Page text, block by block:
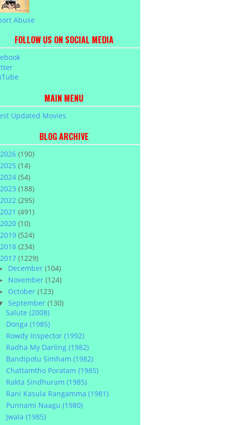
Abuse
FOLLOW US ON SOCIAL MEDIA
MAIN MENU
Updated Movies
BLOG ARCHIVE
2026 (190)
2025 (14)
2024 (54)
2023 (188)
2022 (295)
2021 (491)
2020 (10)
2019 (524)
2018 (234)
2017 (1229)
December(104)
November(124)
October(123)
September(130)
Salute (2008)
Donga (1985)
Rowdy Inspector (1992)
Radha My Darling (1982)
Bandipotu Simham (1982)
Chattamtho Poratam (1985)
Rakta Sindhuram (1985)
Rani Kasula Rangamma (1981)
Punnami Naagu (1980)
Jwala (1985)